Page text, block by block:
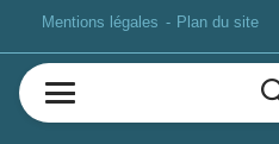
Recherche
Mentions légales Plan du site